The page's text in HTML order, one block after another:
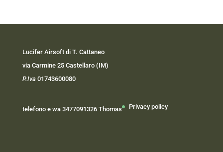
Lucifer Airsoft di T. Cattaneo
via Carmine 25 Castellaro (IM)
P.Iva 01743600080
telefono e wa 3477091326 Thomas Privacy policy